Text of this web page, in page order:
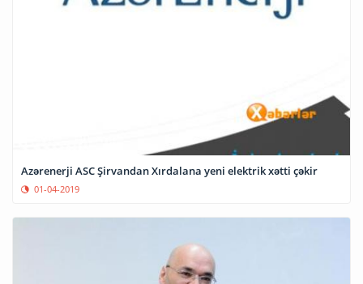
Azərenerji ASC Şirvandan Xırdalana yeni elektrik xətti çəkir
01-04-2019